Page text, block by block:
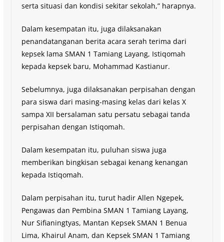
serta situasi dan kondisi sekitar sekolah,” harapnya.
Dalam kesempatan itu, juga dilaksanakan
penandatanganan berita acara serah terima dari
kepsek lama SMAN 1 Tamiang Layang, Istiqomah
kepada kepsek baru, Mohammad Kastianur.
Sebelumnya, juga dilaksanakan perpisahan dengan
para siswa dari masing-masing kelas dari kelas X
sampa XII bersalaman satu persatu sebagai tanda
perpisahan dengan Istiqomah.
Dalam kesempatan itu, puluhan siswa juga
memberikan bingkisan sebagai kenang kenangan
kepada Istiqomah.
Dalam perpisahan itu, turut hadir Allen Ngepek,
Pengawas dan Pembina SMAN 1 Tamiang Layang,
Nur Sifianingtyas, Mantan Kepsek SMAN 1 Benua
Lima, Khairul Anam, dan Kepsek SMAN 1 Tamiang